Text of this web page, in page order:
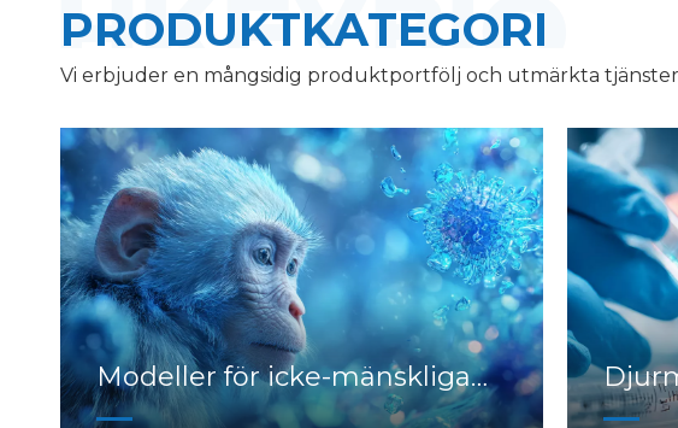
PRODUKTKATEGORI
Vi erbjuder en mångsidig produktportfölj och utmärkta tjänster
Modeller för icke-mänskliga
primater (NHP).